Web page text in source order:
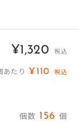
販
売
¥1,320 税込
あたり ¥110 税込
個数 156 個